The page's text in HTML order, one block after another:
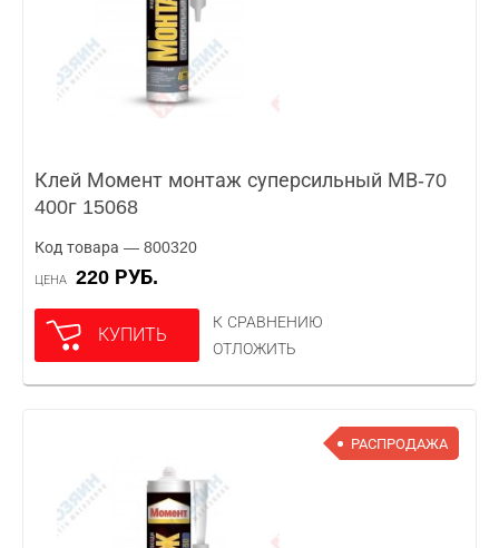
Клей Момент монтаж суперсильный МВ-70
400г 15068
Код товара — 800320
ЦЕНА 220 РУБ.
КУПИТЬ
К СРАВНЕНИЮ
ОТЛОЖИТЬ
РАСПРОДАЖА